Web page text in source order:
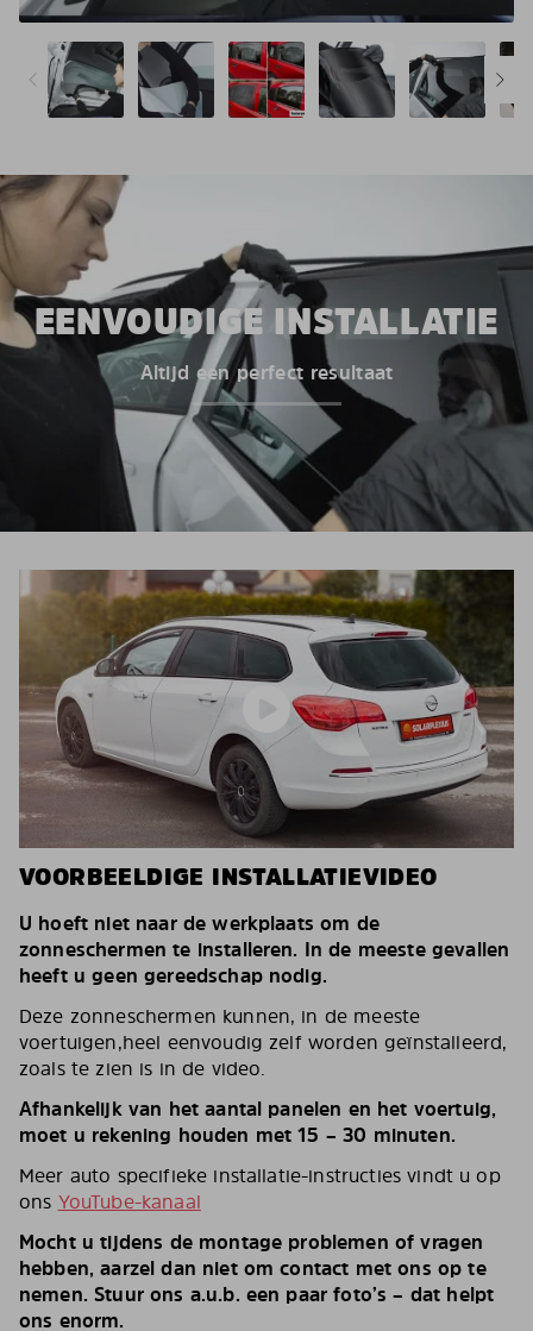
EENVOUDIGE INSTALLATIE
Altijd een perfect resultaat
VOORBEELDIGE INSTALLATIEVIDEO
U hoeft niet naar de werkplaats om de
zonneschermen te installeren. In de meeste gevallen
heeft u geen gereedschap nodig.
Deze zonneschermen kunnen, in de meeste
voertuigen,heel eenvoudig zelf worden geïnstalleerd,
zoals te zien is in de video.
Afhankelijk van het aantal panelen en het voertuig,
moet u rekening houden met 15 – 30 minuten.
Meer auto specifieke installatie-instructies vindt u op
ons YouTube-kanaal
Mocht u tijdens de montage problemen of vragen
hebben, aarzel dan niet om contact met ons op te
nemen. Stuur ons a.u.b. een paar foto’s – dat helpt
ons enorm.